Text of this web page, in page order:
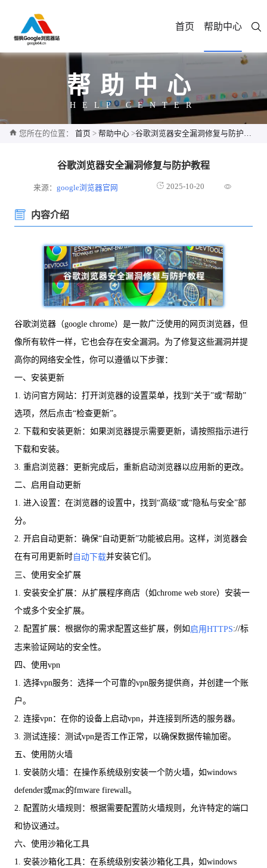
首页 帮助中心
帮助中心
HELP CENTER
您所在的位置： 首页 > 帮助中心 >谷歌浏览器安全漏洞修复与防护教程
谷歌浏览器安全漏洞修复与防护教程
来源：google浏览器官网 2025-10-20
内容介绍
谷歌浏览器（google chrome）是一款广泛使用的网页浏览器，但
像所有软件一样，它也会存在安全漏洞。为了修复这些漏洞并提
高你的网络安全性，你可以遵循以下步骤：
一、安装更新
1. 访问官方网站：打开浏览器的设置菜单，找到“关于”或“帮助”
选项，然后点击“检查更新”。
2. 下载和安装更新：如果浏览器提示需要更新，请按照指示进行
下载和安装。
3. 重启浏览器：更新完成后，重新启动浏览器以应用新的更改。
二、启用自动更新
1. 进入设置：在浏览器的设置中，找到“高级”或“隐私与安全”部
分。
2. 开启自动更新：确保“自动更新”功能被启用。这样，浏览器会
在有可用更新时 自动下载并安装它们。
三、使用安全扩展
1. 安装安全扩展：从扩展程序商店（如chrome web store）安装一
个或多个安全扩展。
2. 配置扩展：根据你的需求配置这些扩展，例如 启用HTTPS://标
志来验证网站的安全性。
四、使用vpn
1. 选择vpn服务：选择一个可靠的vpn服务提供商，并创建一个账
户。
2. 连接vpn：在你的设备上启动vpn，并连接到所选的服务器。
3. 测试连接：测试vpn是否工作正常，以确保数据传输加密。
五、使用防火墙
1. 安装防火墙：在操作系统级别安装一个防火墙，如windows
defender或mac的fmware firewall。
2. 配置防火墙规则：根据需要配置防火墙规则，允许特定的端口
和协议通过。
六、使用沙箱化工具
1. 安装沙箱化工具：在系统级别安装沙箱化工具，如windows